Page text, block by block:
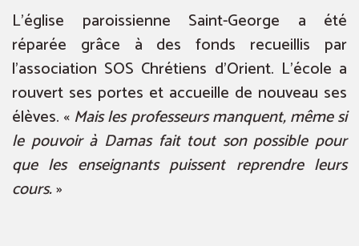
L’église paroissienne Saint-George a été
réparée grâce à des fonds recueillis par
l’association SOS Chrétiens d’Orient. L’école a
rouvert ses portes et accueille de nouveau ses
élèves. « Mais les professeurs manquent, même si
le pouvoir à Damas fait tout son possible pour
que les enseignants puissent reprendre leurs
cours.»